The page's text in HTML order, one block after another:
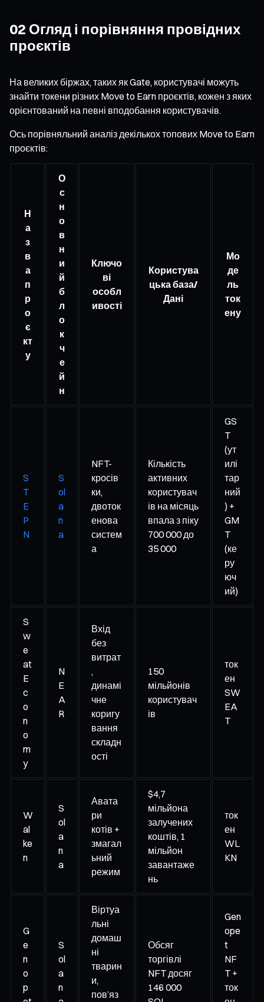
02 Огляд і порівняння провідних
проєктів
На великих біржах, таких як Gate, користувачі можуть
знайти токени різних Move to Earn проєктів, кожен з яких
орієнтований на певні вподобання користувачів.
Ось порівняльний аналіз декількох топових Move to Earn
проєктів:
Н
а
з
в
а
п
р
о
є
кт
у
О
с
н
о
в
н
и
й
б
л
о
к
ч
е
й
н
Ключо
ві
особл
ивості
Користува
цька база/
Дані
Мо
де
ль
ток
ену
S
T
E
P
N
S
ol
a
n
a
NFT-
кросів
ки,
двоток
енова
систем
а
Кількість
активних
користувач
ів на місяць
впала з піку
700 000 до
35 000
GS
T
(ут
илі
тар
ний
) +
GM
T
(ке
ру
юч
ий)
S
w
e
at
E
c
o
n
o
m
y
N
E
A
R
Вхід
без
витрат
,
динамі
чне
коригу
вання
складн
ості
150
мільйонів
користувач
ів
ток
ен
SW
EA
T
W
al
ke
n
S
ol
a
n
a
Авата
ри
котів +
змагал
ьний
режим
$4,7
мільйона
залучених
коштів, 1
мільйон
завантаже
нь
ток
ен
WL
KN
G
e
n
o
p
S
ol
a
n
Віртуа
льні
домаш
ні
тварин
и,
пов’яз
Обсяг
торгівлі
NFT досяг
146 000
Gen
ope
t
NF
T +
ток